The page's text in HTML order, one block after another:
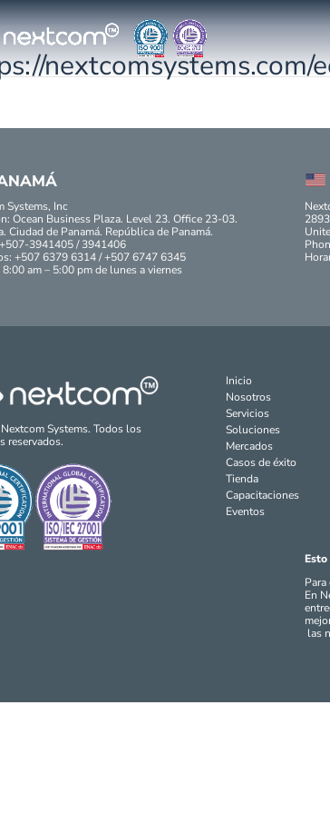
Systems, Inc
Ocean Business Plaza. Level 23. Office 23-03.
Ciudad de Panamá. República de Panamá.
3941405 / 3941406
+507 6379 6314 / +507 6747 6345
am – 5:00 pm de lunes a viernes
NextcomSystems. Todos los
reservados.
Inicio
Nosotros
Servicios
Soluciones
Mercados
Casos de éxito
Tienda
Capacitaciones
Eventos
En
las